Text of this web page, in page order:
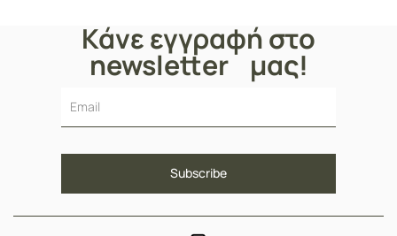
Κάνε εγγραφή στο
newsletter μας!